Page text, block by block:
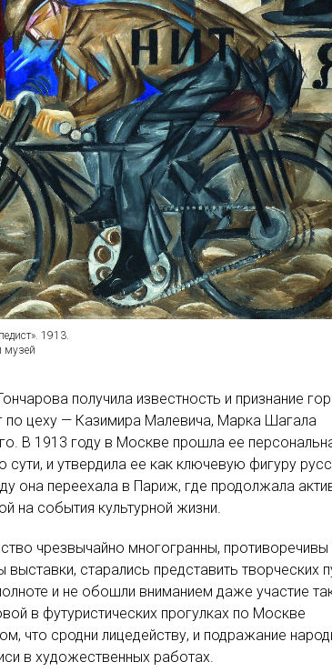
1913.
музей
получила известность и признание
по цеху — Казимира Малевича, Марка Шагала
В 1913 году в Москве прошла ее
сути, и утвердила ее как ключевую фигуру
она переехала в Париж, где продолжала
на события культурной жизни.
чрезвычайно многогранны, противоречивы
выставки, старались представить творческих
и не обошли вниманием даже участие
в футуристических прогулках по Москве
что сродни лицедейству, и подражание
в художественных работах.